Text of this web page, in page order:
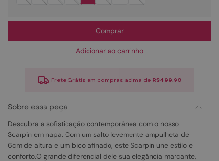
Comprar
Adicionar ao carrinho
Frete Grátis em compras acima de R$499,90
Sobre essa peça
Descubra a sofisticação contemporânea com o nosso
Scarpin em napa. Com um salto levemente ampulheta de
6cm de altura e um bico afinado, este Scarpin une estilo e
conforto.O grande diferencial dele sua elegância marcante,